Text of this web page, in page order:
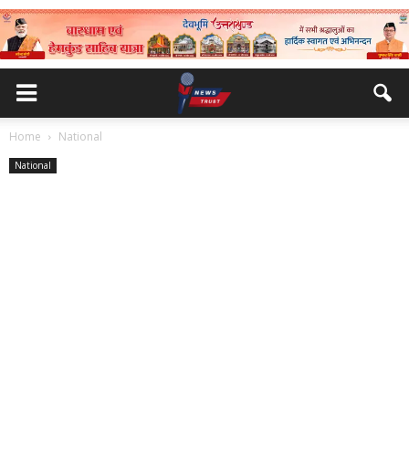
Home National
National